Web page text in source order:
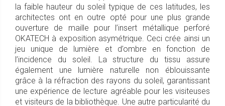
la faible hauteur du soleil typique de ces latitudes, les
architectes ont en outre opté pour une plus grande
ouverture de maille pour l’insert métallique perforé
OKATECH à exposition asymétrique. Ceci crée ainsi un
jeu unique de lumière et d’ombre en fonction de
l’incidence du soleil. La structure du tissu assure
également une lumière naturelle non éblouissante
grâce à la réfraction des rayons du soleil, garantissant
une expérience de lecture agréable pour les visiteuses
et visiteurs de la bibliothèque. Une autre particularité du